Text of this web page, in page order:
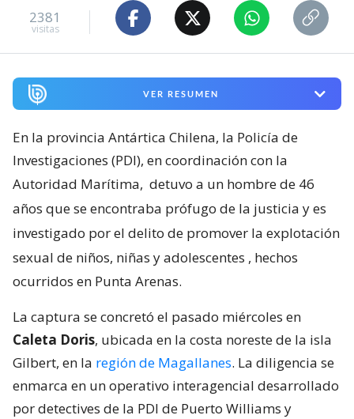
2381
visitas
VER RESUMEN
En la provincia Antártica Chilena, la Policía de
Investigaciones (PDI), en coordinación con la
Autoridad Marítima, detuvo a un hombre de 46
años que se encontraba prófugo de la justicia y es
investigado por el delito de promover la explotación
sexual de niños, niñas y adolescentes , hechos
ocurridos en Punta Arenas.
La captura se concretó el pasado miércoles en
Caleta Doris, ubicada en la costa noreste de la isla
Gilbert, en la región de Magallanes. La diligencia se
enmarca en un operativo interagencial desarrollado
por detectives de la PDI de Puerto Williams y